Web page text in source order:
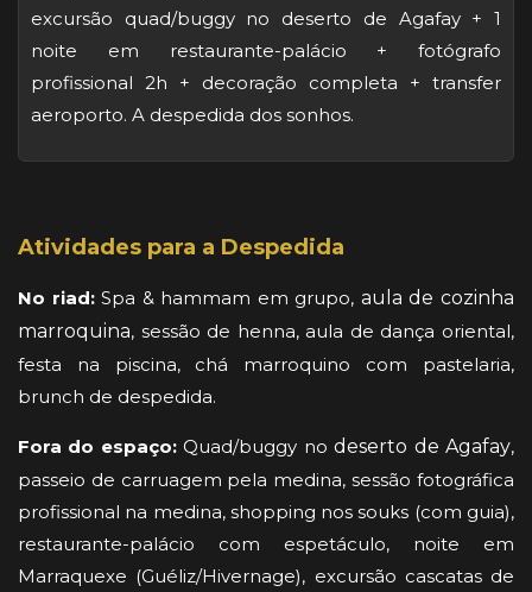
excursão quad/buggy no deserto de Agafay + 1
noite em restaurante-palácio + fotógrafo
profissional 2h + decoração completa + transfer
aeroporto. A despedida dos sonhos.
Atividades para a Despedida
No riad:Spa & hammam em grupo, aula de cozinha
marroquina, sessão de henna, aula de dança oriental,
festa na piscina, chá marroquino com pastelaria,
brunch de despedida.
Fora do espaço:Quad/buggy nodeserto de Agafay,
passeio de carruagem pela medina, sessão fotográfica
profissional na medina, shopping nos souks (com guia),
restaurante-palácio com espetáculo, noite em
Marraquexe (Guéliz/Hivernage), excursão cascatas de